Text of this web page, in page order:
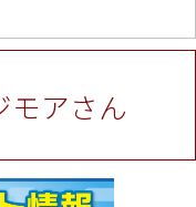
更に買い取り金額 U
く（大黒屋 高田馬場
全品5％OFF（ナチ
プ［マキマキ］）
モアさん